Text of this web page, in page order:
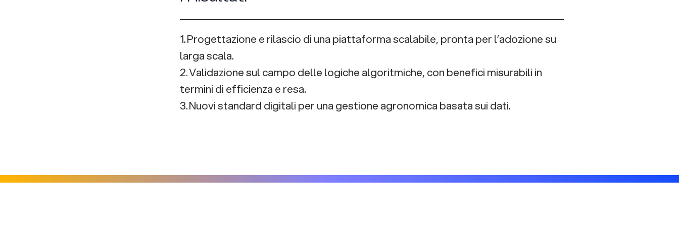
1. Progettazione e rilascio di una piattaforma scalabile, pronta per l’adozione su
larga scala.
2. Validazione sul campo delle logiche algoritmiche, con benefici misurabili in
termini di efficienza e resa.
3. Nuovi standard digitali per una gestione agronomica basata sui dati.